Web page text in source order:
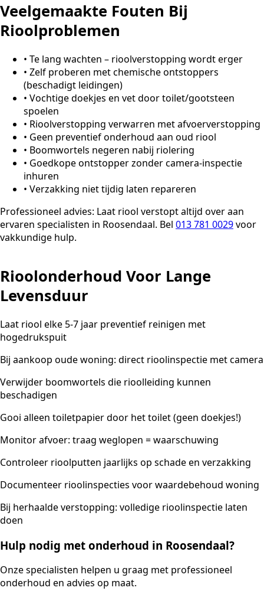
Veelgemaakte Fouten Bij
Rioolproblemen
• Te lang wachten – rioolverstopping wordt erger
• Zelf proberen met chemische ontstoppers
(beschadigt leidingen)
• Vochtige doekjes en vet door toilet/gootsteen
spoelen
• Rioolverstopping verwarren met afvoerverstopping
• Geen preventief onderhoud aan oud riool
• Boomwortels negeren nabij riolering
• Goedkope ontstopper zonder camera-inspectie
inhuren
• Verzakking niet tijdig laten repareren
Professioneel advies: Laat riool verstopt altijd over aan
ervaren specialisten in Roosendaal. Bel 013 781 0029voor
vakkundige hulp.
Rioolonderhoud Voor Lange
Levensduur
Laat riool elke 5-7 jaar preventief reinigen met
hogedrukspuit
Bij aankoop oude woning: direct rioolinspectie met camera
Verwijder boomwortels die rioolleiding kunnen
beschadigen
Gooi alleen toiletpapier door het toilet (geen doekjes!)
Monitor afvoer: traag weglopen = waarschuwing
Controleer rioolputten jaarlijks op schade en verzakking
Documenteer rioolinspecties voor waardebehoud woning
Bij herhaalde verstopping: volledige rioolinspectie laten
doen
Hulp nodig met onderhoud in Roosendaal?
Onze specialisten helpen u graag met professioneel
onderhoud en advies op maat.